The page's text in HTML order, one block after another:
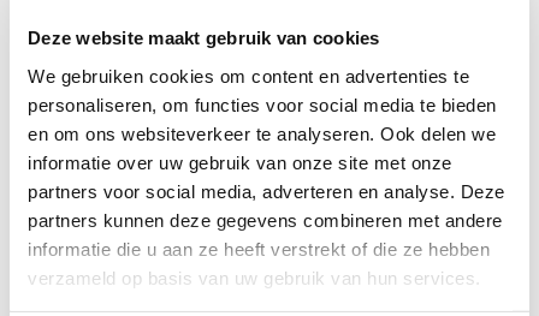
Deze website maakt gebruik van cookies
We gebruiken cookies om content en advertenties te
personaliseren, om functies voor social media te bieden
en om ons websiteverkeer te analyseren. Ook delen we
informatie over uw gebruik van onze site met onze
partners voor social media, adverteren en analyse. Deze
partners kunnen deze gegevens combineren met andere
informatie die u aan ze heeft verstrekt of die ze hebben
verzameld op basis van uw gebruik van hun services.
Downloads